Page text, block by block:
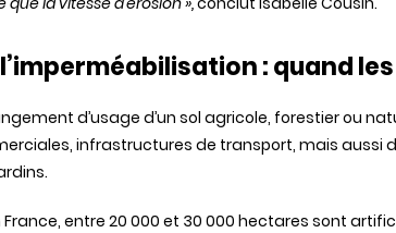
l’imperméa­bilisation:quandles
d’usage d’un sol agricole, forestierou
, infrastructures de transport, mais aussi
.
France, entre 20 000 et 30 000 hectares sont